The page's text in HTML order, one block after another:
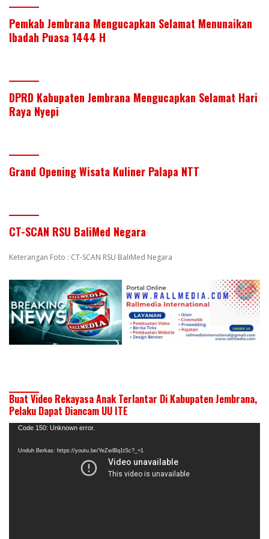
Pemkab Jembrana Mengucapkan Selamat Menunaikan
Ibadah Puasa 1444 H
DPRD Kabupaten Jembrana Mengucapkan Selamat Hari
Raya Nyepi
Grand Opening Wisata Kuliner Palapa NTT
CT-SCAN RSU BaliMed Negara
Keterangan Foto : CT-SCAN RSU BaliMed Negara
Buat Video Rekayasa Anak Terlantar Di Kabupaten Jembrana,
Pelaku Dapat Diancam UU ITE
Pemutar
Code 150: Unknown error.
Unduh Berkas: https://youtu.be/YeZwlBq1tSc?_=1